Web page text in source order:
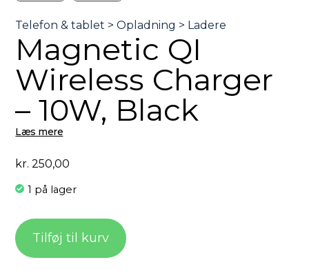
Magnetic QI
Wireless Charger
– 10W, Black
Læs mere
kr. 250,00
1 på lager
Tilføj til kurv